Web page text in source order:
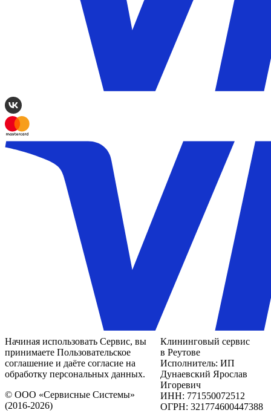
Начиная использовать Сервис, вы
принимаете Пользовательское
соглашение и даёте согласие на
обработку персональных данных.
© ООО «Сервисные Системы»
(2016-2026)
Клининговый сервис
в Реутове
Исполнитель: ИП
Дунаевский Ярослав
Игоревич
ИНН: 771550072512
ОГРН: 321774600447388